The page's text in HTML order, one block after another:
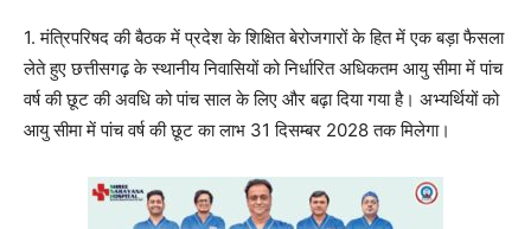
1. मंत्रिपरिषद की बैठक में प्रदेश के शिक्षित बेरोजगारों के हित में एक बड़ा फैसला
लेते हुए छत्तीसगढ़ के स्थानीय निवासियों को निर्धारित अधिकतम आयु सीमा में पांच
वर्ष की छूट की अवधि को पांच साल के लिए और बढ़ा दिया गया है। अभ्यर्थियों को
आयु सीमा में पांच वर्ष की छूट का लाभ 31 दिसम्बर 2028 तक मिलेगा।